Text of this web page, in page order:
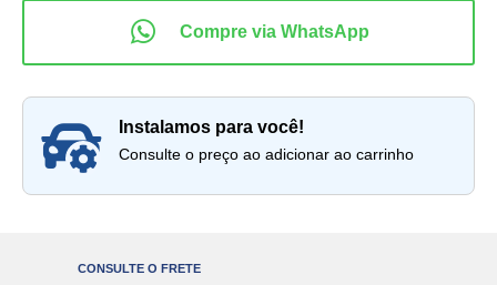
instalamos para você!
Consulte o preço ao adicionar ao carrinho
CONSULTE O FRETE